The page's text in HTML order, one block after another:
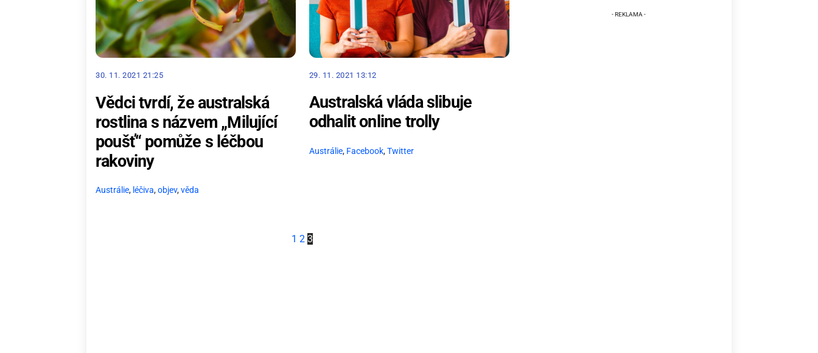
30. 11. 2021 21:25
Vědci tvrdí, že australská
rostlina s názvem „Milující
poušť“ pomůže s léčbou
rakoviny
Austrálie, léčiva,objev,věda
29. 11. 2021 13:12
Australská vláda slibuje
odhalit online trolly
Austrálie, Facebook,Twitter
1 2 3